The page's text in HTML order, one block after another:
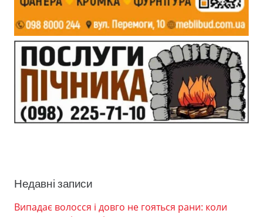
Недавні записи
Випадає волосся і довго не гояться рани: коли